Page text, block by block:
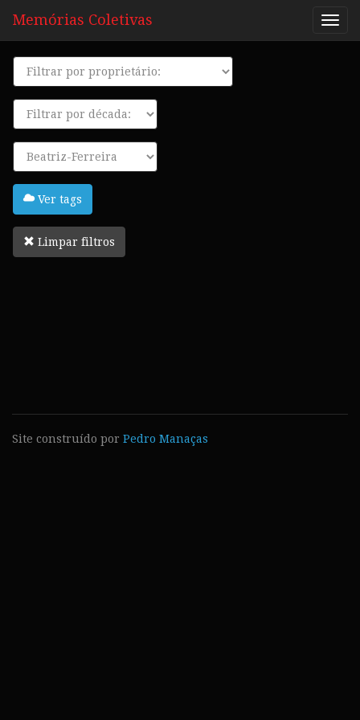
Memórias Coletivas
Proprietário
Década
Tags
Ver tags
Limpar filtros
Site construído por Pedro Manaças